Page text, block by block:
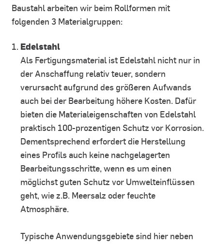
Baustahl arbeiten wir beim Rollformen mit
folgenden 3 Materialgruppen:
Edelstahl
Als Fertigungsmaterial ist Edelstahl nicht nur in
der Anschaffung relativ teuer, sondern
verursacht aufgrund des größeren Aufwands
auch bei der Bearbeitung höhere Kosten. Dafür
bieten die Materialeigenschaften von Edelstahl
praktisch 100-prozentigen Schutz vor Korrosion.
Dementsprechend erfordert die Herstellung
eines Profils auch keine nachgelagerten
Bearbeitungsschritte, wenn es um einen
möglichst guten Schutz vor Umwelteinflüssen
geht, wie z.B. Meersalz oder feuchte
Atmosphäre.
Typische Anwendungsgebiete sind hier neben